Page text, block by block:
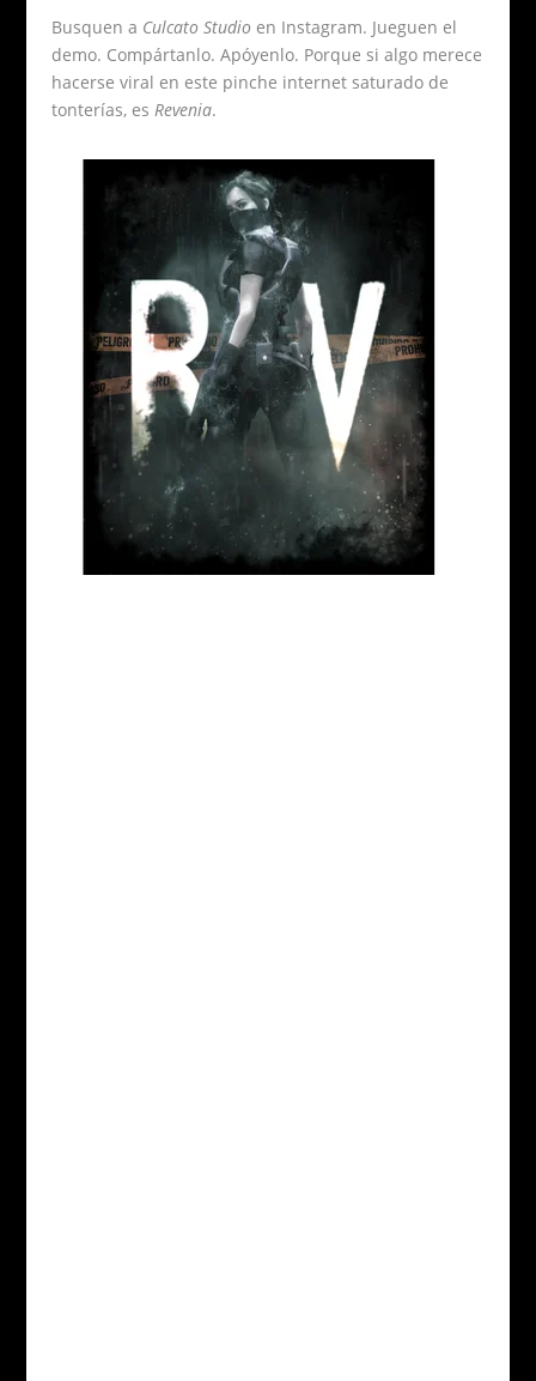
Busquen a Culcato Studio en Instagram. Jueguen el
demo. Compártanlo. Apóyenlo. Porque si algo merece
hacerse viral en este pinche internet saturado de
tonterías, es Revenia.